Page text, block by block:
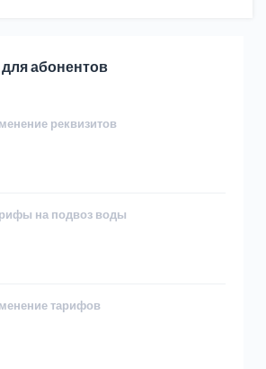
абонентов
реквизитов
на подвоз воды
тарифов